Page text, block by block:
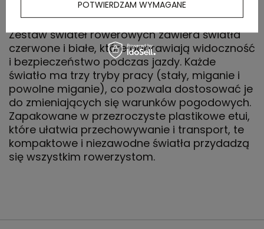
Zestaw świateł rowerowych zawiera światła
czerwone i białe, które poprawiają widoczność
i bezpieczeństwo podczas jazdy. Każde
światło ma trzy tryby pracy (stały, miganie i
powolne miganie), co pozwala dostosować je
do zmieniających się warunków pogodowych.
Zapakowane w przezroczyste plastikowe etui,
które ułatwia przechowywanie i transport, te
kompaktowe i niezawodne światła przydadzą
się wszystkim rowerzystom.
POTWIERDZAM WYMAGANE